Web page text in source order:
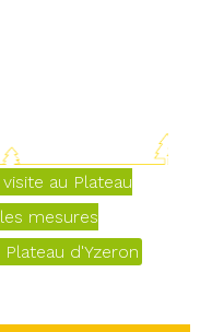
au Plateau
mesures
d'Yzeron